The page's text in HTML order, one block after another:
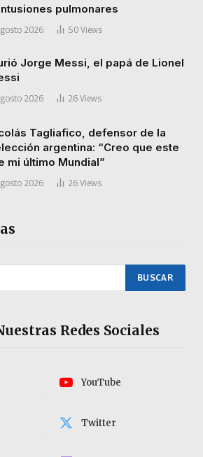
pulmonares
2026 50 Views
Jorge Messi, el papá de Lionel
2026 26 Views
Tagliafico, defensor de la
argentina: “Creo que este
mi último Mundial”
2026 26 Views
Redes Sociales
YouTube
Twitter